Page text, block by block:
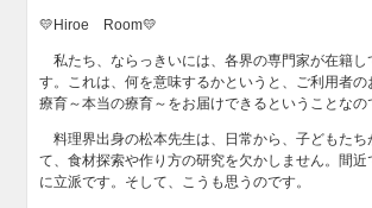
💛Hiroe Room💛
私たち、ならっきいには、各界の専門家が在籍し
す。これは、何を意味するかというと、ご利用者
療育～本当の療育～をお届けできるということなの
料理界出身の松本先生は、日常から、子どもたち
て、食材探索や作り方の研究を欠かしません。間近
に立派です。そして、こうも思うのです。